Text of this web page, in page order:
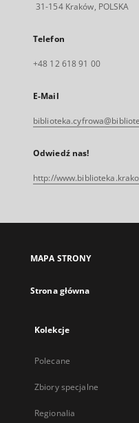
31-154 Kraków, POLSKA
Telefon
+48 12 618 91 00
E-Mail
Odwiedź nas!
http://
MAPA STRONY
Strona główna
Kolekcje
Polecane
Zbiory specjalne
Regionalia